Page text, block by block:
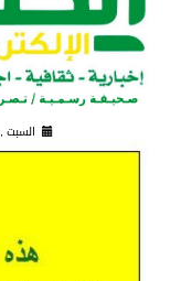
السبت , 24 صفر 1448 هـ ,